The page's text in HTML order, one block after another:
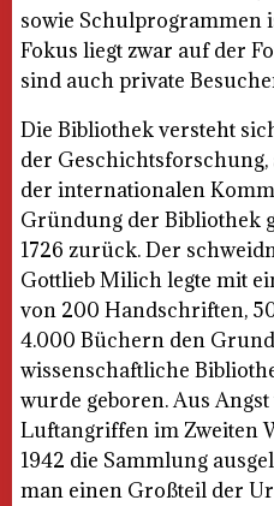
sowie Schulprogrammen
Fokus liegt zwar auf der
sind auch private
Die Bibliothek versteht
der
der internationalen
Gründung der Bibliothek
1726 zurück. Der
Gottlieb Milich legte mit
von 200 Handschriften,
4.000 Büchern den
wissenschaftliche
wurde geboren. Aus
Luftangriffen im Zweiten
1942 die Sammlung
man einen Großteil der